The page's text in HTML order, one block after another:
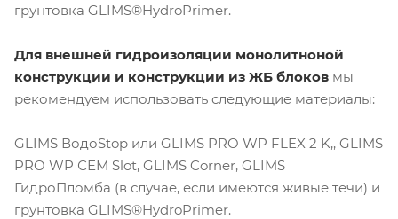
грунтовка GLIMS®HydroPrimer.
Для внешней гидроизоляции монолитноной
конструкции и конструкции из ЖБ блоков мы
рекомендуем использовать следующие материалы:
GLIMS ВодоStop или GLIMS PRO WP FLEX 2 K,, GLIMS
PRO WP СЕМ Slot, GLIMS Corner, GLIMS
ГидроПломба (в случае, если имеются живые течи) и
грунтовка GLIMS®HydroPrimer.